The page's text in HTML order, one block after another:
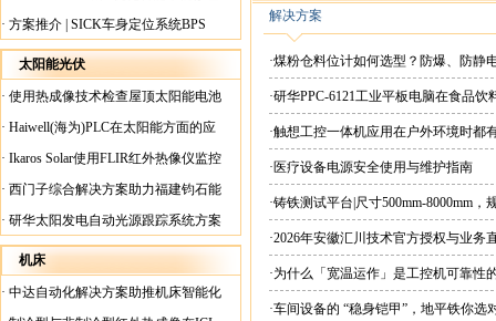
· 方案推介 | SICK车身定位系统BPS
太阳能光伏
· 使用热成像技术检查屋顶太阳能电池
板
· Haiwell(海为)PLC在太阳能方面的应
用
· Ikaros Solar使用FLIR红外热像仪监控
已装太阳能电池板
· 西门子综合解决方案助力福建钧石能
源飞速发展
· 研华太阳发电自动光源跟踪系统方案
机床
· 中达自动化解决方案助推机床智能化
升级
解决方案
·煤粉仓料位计如何选型？防爆、防静
·研华PPC-6121工业平板电脑在食品
·触想工控一体机应用在户外环境时都
·医疗设备电源安全使用与维护指南
·铸铁测试平台|尺寸500mm-8000mm，
·2026年安徽汇川技术官方授权与业务
现货直供平台
·为什么「宽温运作」是工控机可靠性
·车间设备的 “稳身铠甲”，地平铁你选